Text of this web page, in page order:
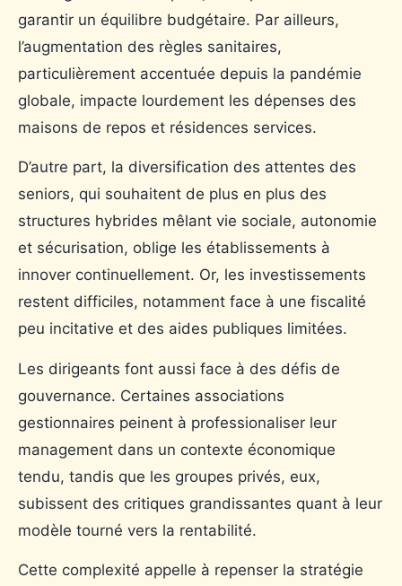
garantir un équilibre budgétaire. Par ailleurs,
l’augmentation des règles sanitaires,
particulièrement accentuée depuis la pandémie
globale, impacte lourdement les dépenses des
maisons de repos et résidences services.
D’autre part, la diversification des attentes des
seniors, qui souhaitent de plus en plus des
structures hybrides mêlant vie sociale, autonomie
et sécurisation, oblige les établissements à
innover continuellement. Or, les investissements
restent difficiles, notamment face à une fiscalité
peu incitative et des aides publiques limitées.
Les dirigeants font aussi face à des défis de
gouvernance. Certaines associations
gestionnaires peinent à professionaliser leur
management dans un contexte économique
tendu, tandis que les groupes privés, eux,
subissent des critiques grandissantes quant à leur
modèle tourné vers la rentabilité.
Cette complexité appelle à repenser la stratégie